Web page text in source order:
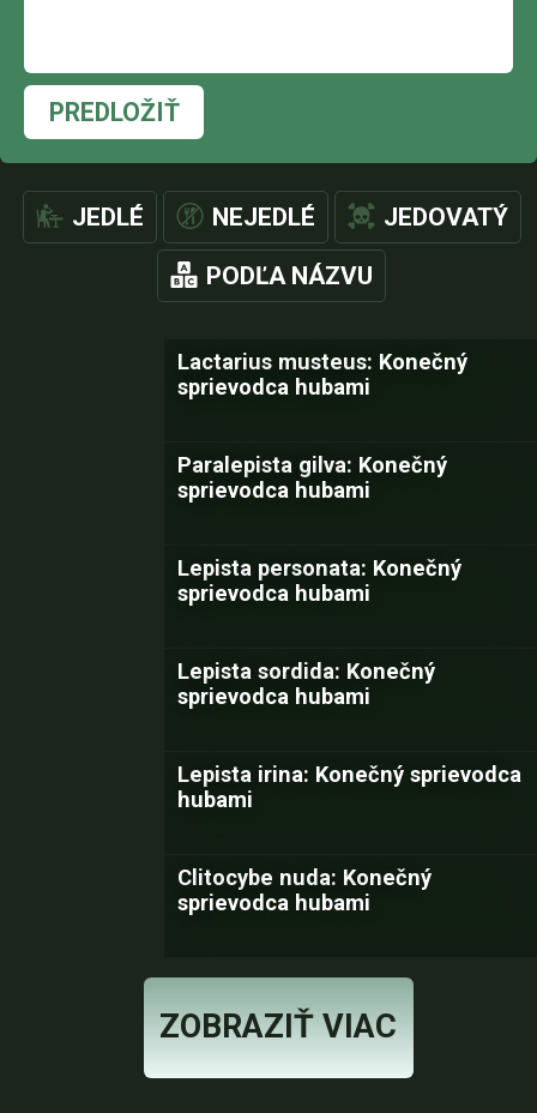
PREDLOŽIŤ
JEDLÉ NEJEDLÉ JEDOVATÝ
PODĽA NÁZVU
Lactarius musteus: Konečný
sprievodca hubami
Paralepista gilva: Konečný
sprievodca hubami
Lepista personata: Konečný
sprievodca hubami
Lepista sordida: Konečný
sprievodca hubami
Lepista irina: Konečný sprievodca
hubami
Clitocybe nuda: Konečný
sprievodca hubami
ZOBRAZIŤ VIAC